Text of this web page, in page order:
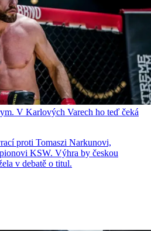
V Karlových Varech ho teď čeká
proti Tomaszi Narkunovi,
KSW. Výhra by českou
v debatě o titul.